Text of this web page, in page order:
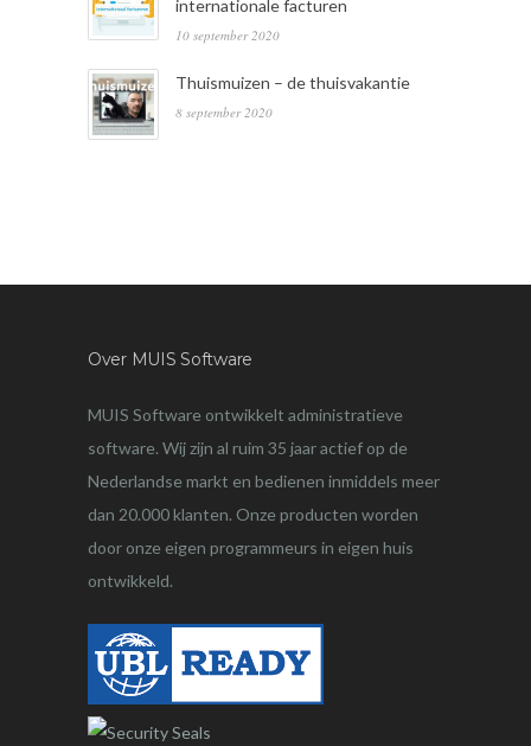
internationale facturen
10 september 2020
Thuismuizen – de thuisvakantie
8 september 2020
Over MUIS Software
MUIS Software ontwikkelt administratieve
software. Wij zijn al ruim 35 jaar actief op de
Nederlandse markt en bedienen inmiddels meer
dan 20.000 klanten. Onze producten worden
door onze eigen programmeurs in eigen huis
ontwikkeld.